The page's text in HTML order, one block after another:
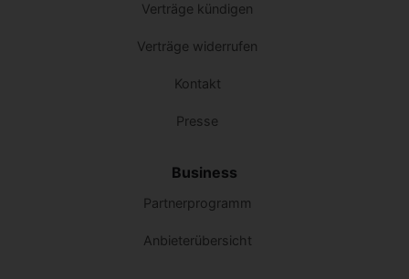
Verträge kündigen
Verträge widerrufen
Kontakt
Presse
Business
Partnerprogramm
Anbieterübersicht